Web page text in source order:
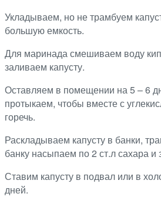
Укладываем, но не трамбуем
большую емкость.
Для маринада смешиваем воду
заливаем капусту.
Оставляем в помещении на 5 – 6
протыкаем, чтобы вместе с
горечь.
Раскладываем капусту в банки,
банку насыпаем по 2 ст.л сахара и
Ставим капусту в подвал или в
дней.